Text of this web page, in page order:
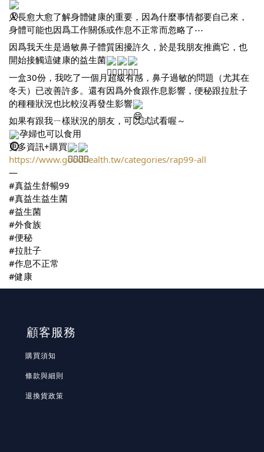
人長愈大愈了解身體健康的重要，因為什麼事情都要自己來，
身體可能也因爲工作關係或作息不正常而忽略了⋯
因爲我天生是過敏鼻子體質困擾許久，於是我朋友推薦它，也
開始接觸這健康的益生菌
一盒30份，我吃了一個月超級有感，鼻子過敏的問題（尤其在
冬天）已改善許多。還有因爲外食跟作息影響，便秘跟拉肚子
的種種狀況也比較沒再發生影響
如果有跟我ㄧ樣狀況的朋友，可以試試看喔～
孕婦也可以食用
更多資訊+購買
https://www.goodhealth.tw/categories/rap99-all
—
#真益生舒暢99
#真益生益生菌
#益生菌
#外食族
#便秘
#拉肚子
#作息不正常
#健康
顧客服務
購買須知
條款與細則
退換貨政策